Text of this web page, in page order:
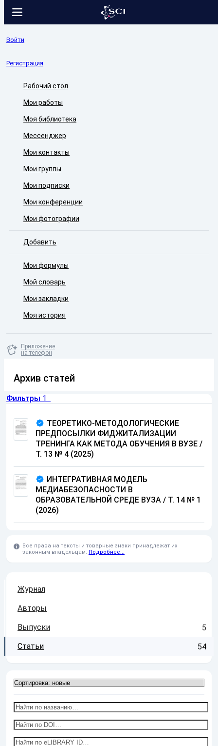
Войти
Регистрация
Рабочий стол
Мои работы
Моя библиотека
Мессенджер
Мои контакты
Мои группы
Мои подписки
Мои конференции
Мои фотографии
Добавить
Мои формулы
Мой словарь
Мои закладки
Моя история
Приложение
на телефон
Архив статей
Фильтры 1
ТЕОРЕТИКО-МЕТОДОЛОГИЧЕСКИЕ
ПРЕДПОСЫЛКИ ФИДЖИТАЛИЗАЦИИ
ТРЕНИНГА КАК МЕТОДА ОБУЧЕНИЯ В ВУЗЕ /
Т. 13 № 4 (2025)
ИНТЕГРАТИВНАЯ МОДЕЛЬ
МЕДИАБЕЗОПАСНОСТИ В
ОБРАЗОВАТЕЛЬНОЙ СРЕДЕ ВУЗА / Т. 14 № 1
(2026)
Все права на тексты и товарные знаки принадлежат их
законным владельцам. Подробнее...
Журнал
Авторы
Выпуски 5
Статьи 54